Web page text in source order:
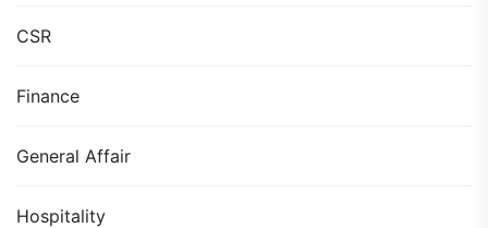
CSR
Finance
General Affair
Hospitality